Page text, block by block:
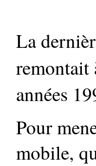
La
remontait
années
Pour
mobile,